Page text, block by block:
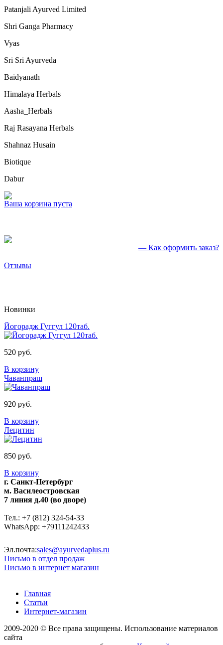
Patanjali Ayurved Limited
Shri Ganga Pharmacy
Vyas
Sri Sri Ayurveda
Baidyanath
Himalaya Herbals
Aasha_Herbals
Raj Rasayana Herbals
Shahnaz Husain
Biotique
Dabur
Ваша корзина пуста
— Как оформить заказ?
Отзывы
Новинки
Йогорадж Гуггул 120таб.
520 руб.
В корзину
Чаванпраш
920 руб.
В корзину
Лецитин
850 руб.
В корзину
г. Санкт-Петербург
м. Василеостровская
7 линия д.40 (во дворе)
Тел.: +7 (812) 324-54-33
WhatsApp: +79111242433
Эл.почта:sales@ayurvedaplus.ru
Письмо в отдел продаж
Письмо в интернет магазин
Главная
Статьи
Интернет-магазин
2009-2020 © Все права защищены. Использование материалов
сайта